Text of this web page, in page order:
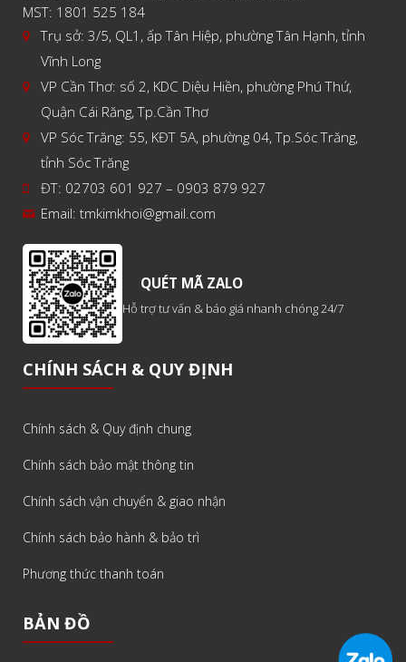
MST: 1801 525 184
Trụ sở: 3/5, QL1, ấp Tân Hiệp, phường Tân Hạnh, tỉnh
Vĩnh Long
VP Cần Thơ: số 2, KDC Diệu Hiền, phường Phú Thứ,
Quận Cái Răng, Tp.Cần Thơ
VP Sóc Trăng: 55, KĐT 5A, phường 04, Tp.Sóc Trăng,
tỉnh Sóc Trăng
ĐT: 02703 601 927 – 0903 879 927
Email: tmkimkhoi@gmail.com
QUÉT MÃ ZALO
Hỗ trợ tư vấn & báo giá nhanh chóng 24/7
CHÍNH SÁCH & QUY ĐỊNH
Chính sách & Quy định chung
Chính sách bảo mật thông tin
Chính sách vận chuyển & giao nhận
Chính sách bảo hành & bảo trì
Phương thức thanh toán
BẢN ĐỒ